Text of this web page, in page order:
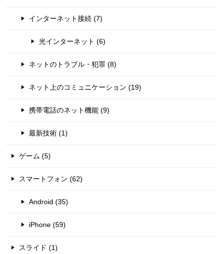
インターネット接続 (7)
光インターネット (6)
ネットのトラブル・犯罪 (8)
ネット上のコミュニケーション (19)
携帯電話のネット機能 (9)
最新技術 (1)
ゲーム (5)
スマートフォン (62)
Android (35)
iPhone (59)
スライド (1)